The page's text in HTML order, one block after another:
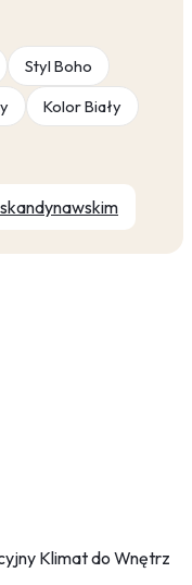
Styl Boho
Kolor Biały
Klimat do Wnętrz